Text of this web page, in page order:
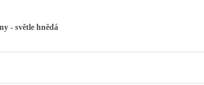
- světle hnědá